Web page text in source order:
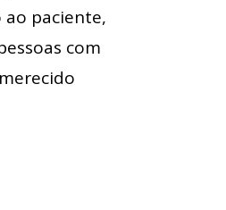
paciente,
com